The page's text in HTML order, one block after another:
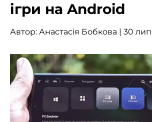
ігри на Android
Автор: Анастасія Бобкова | 30